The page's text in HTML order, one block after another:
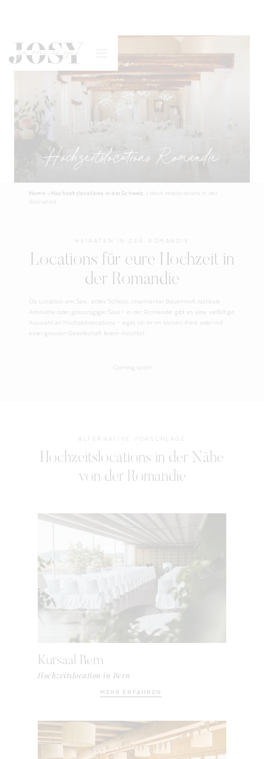
Hochzeitslocations Romandie
Home Hochzeitslocations in der Schweiz
Hochzeitslocations in der
Romandie
HEIRATEN IN DER ROMANDIE
Locations für eure Hochzeit in
der Romandie
Ob Location am See, edles Schloss, charmanter Bauernhof, rustikale
Almhütte oder grosszügiger Saal – in der Romandie gibt es eine vielfältige
Auswahl an Hochzeitslocations – egal, ob ihr im kleinen Kreis oder mit
einer grossen Gesellschaft feiern möchtet.
Coming soon!
ALTERNATIVE VORSCHLÄGE
Hochzeitslocations in der Nähe
von der Romandie
Kursaal Bern
Hochzeitslocation in Bern
MEHR ERFAHREN